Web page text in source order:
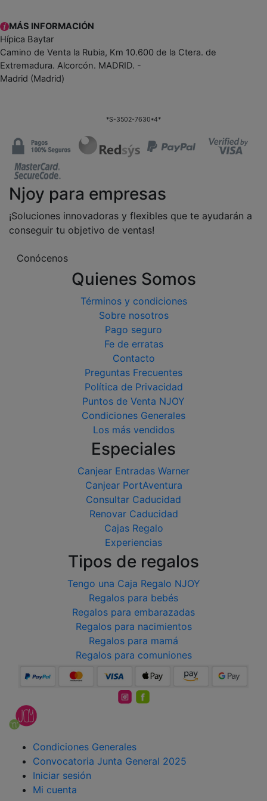
MÁS INFORMACIÓN
Hípica Baytar
Camino de Venta la Rubia, Km 10.600 de la Ctera. de
Extremadura. Alcorcón. MADRID. -
Madrid (Madrid)
*S-3502-7630*4*
Njoy para empresas
¡Soluciones innovadoras y flexibles que te ayudarán a
conseguir tu objetivo de ventas!
Conócenos
Quienes Somos
Términos y condiciones
Sobre nosotros
Pago seguro
Fe de erratas
Contacto
Preguntas Frecuentes
Política de Privacidad
Puntos de Venta NJOY
Condiciones Generales
Los más vendidos
Especiales
Canjear Entradas Warner
Canjear PortAventura
Consultar Caducidad
Renovar Caducidad
Cajas Regalo
Experiencias
Tipos de regalos
Tengo una Caja Regalo NJOY
Regalos para bebés
Regalos para embarazadas
Regalos para nacimientos
Regalos para mamá
Regalos para comuniones
Condiciones Generales
Convocatoria Junta General 2025
Iniciar sesión
Mi cuenta